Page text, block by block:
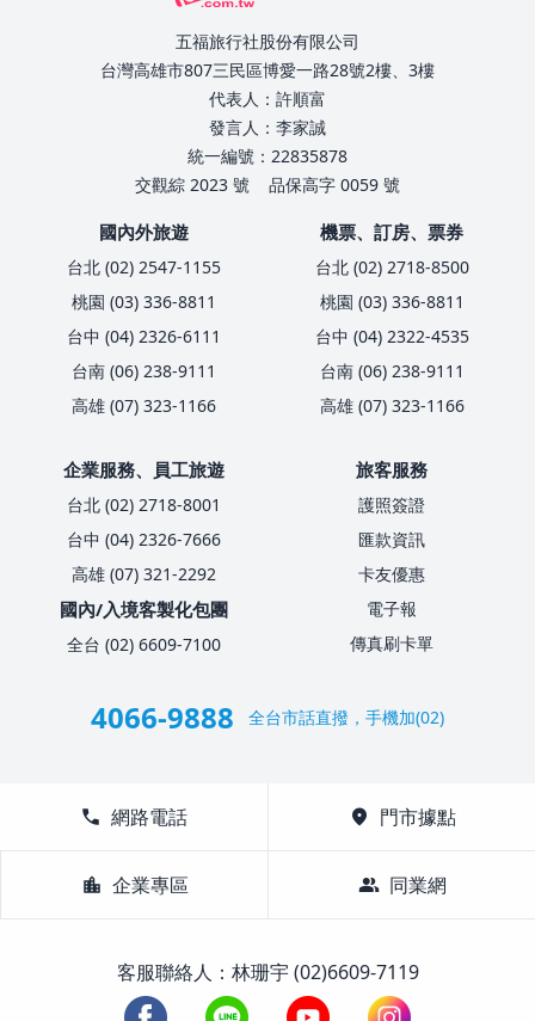
五福旅行社股份有限公司
台灣高雄市807三民區博愛一路28號2樓、3樓
代表人：許順富
發言人：李家誠
統一編號：22835878
交觀綜 2023 號
品保高字 0059 號
國內外旅遊
台北 (02) 2547-1155
桃園 (03) 336-8811
台中 (04) 2326-6111
台南 (06) 238-9111
高雄 (07) 323-1166
機票、訂房、票券
台北 (02) 2718-8500
桃園 (03) 336-8811
台中 (04) 2322-4535
台南 (06) 238-9111
高雄 (07) 323-1166
企業服務、員工旅遊
台北 (02) 2718-8001
台中 (04) 2326-7666
高雄 (07) 321-2292
國內/入境客製化包團
全台 (02) 6609-7100
旅客服務
護照簽證
匯款資訊
卡友優惠
電子報
傳真刷卡單
4066-9888 全台市話直撥，手機加(02)
call 網路電話 location_on 門市據點
location_city 企業專區 group 同業網
客服聯絡人：林珊宇 (02)6609-7119